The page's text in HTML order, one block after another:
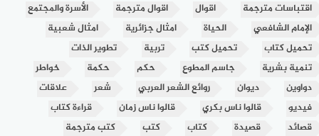
اقتباسات مترجمة
اقوال اقوال مترجمة
الأسرة والمجتمع
الإمام الشافعي
الحياة امثال جزائرية
امثال شعبية
تحميل كتاب
تحميل كتب تربية
تطوير الذات
تنمية بشرية
جاسم المطوع حكم حكمة
خواطر
دواوين
ديوان روائع الشعر العربي شعر
علاقات
فيديو
قالوا ناس بكري قالوا ناس زمان
قراءة كتاب
قصائد
قصيدة كتاب كتب
كتب مترجمة